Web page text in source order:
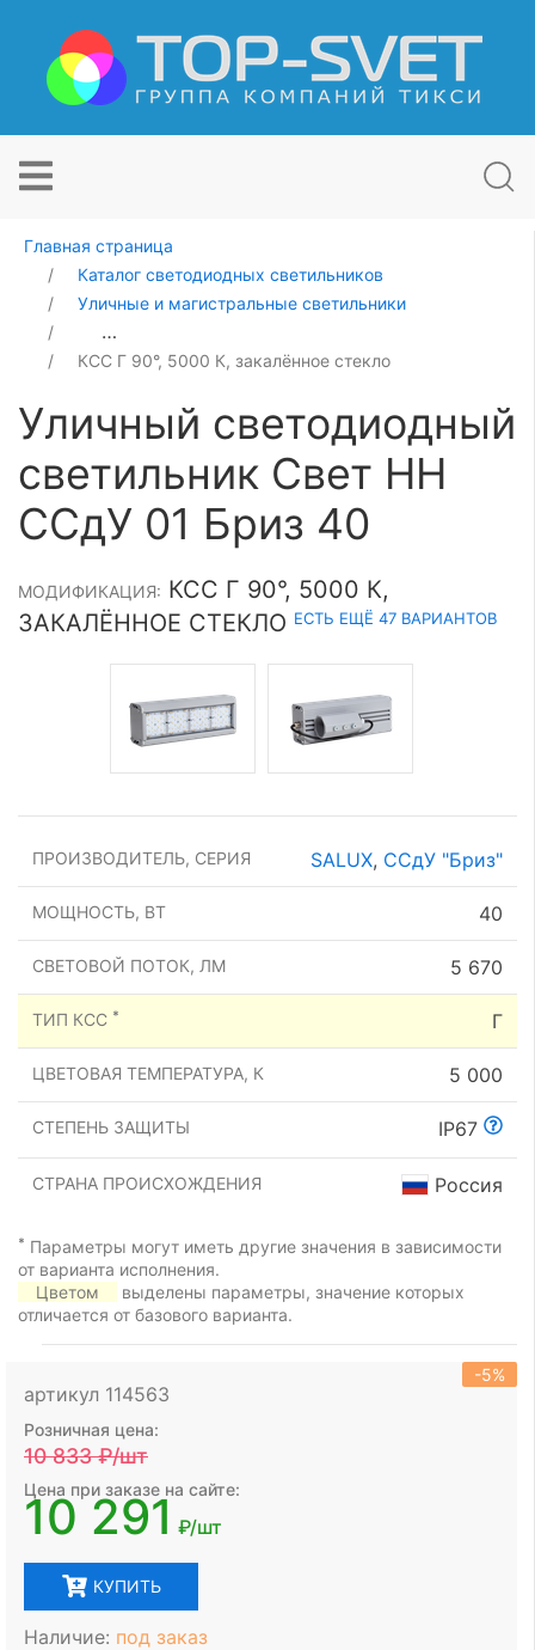
Главная страница
Каталог светодиодных светильников
Уличные и магистральные светильники
Уличный светодиодный светильник Свет НН ССдУ 01
КСС Г 90°, 5000 К, закалённое стекло
Уличный светодиодный
светильник Свет НН
ССдУ 01 Бриз 40
МОДИФИКАЦИЯ: КСС Г 90°, 5000 К,
ЗАКАЛЁННОЕ СТЕКЛО ЕСТЬ ЕЩЁ 47 ВАРИАНТОВ
ПРОИЗВОДИТЕЛЬ, СЕРИЯ SALUX, ССдУ "Бриз"
МОЩНОСТЬ, ВТ 40
СВЕТОВОЙ ПОТОК, ЛМ 5 670
ТИП КСС * Г
ЦВЕТОВАЯ ТЕМПЕРАТУРА, К 5 000
СТЕПЕНЬ ЗАЩИТЫ IP67
СТРАНА ПРОИСХОЖДЕНИЯ Россия
* Параметры могут иметь другие значения в зависимости
от варианта исполнения.
Цветом
выделены параметры, значение которых
отличается от базового варианта.
артикул 114563
-5%
Розничная цена:
10 833₽/шт
Цена при заказе на сайте:
10 291 ₽/шт
КУПИТЬ
Наличие: под заказ